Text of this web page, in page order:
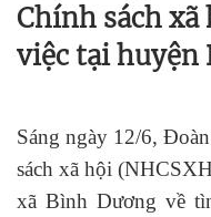
Chính sách
việc tại huyện
Sáng ngày 12/6,
sách xã hội
xã Bình Dươngvề